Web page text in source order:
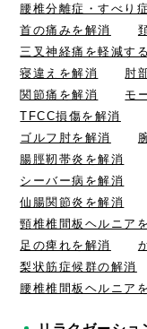
腰椎分離症・すべり症
首の痛みを解消
三叉神経痛を軽減する
寝違えを解消
肘
関節痛を解消
モ
TFCC損傷を解消
ゴルフ肘を解消
腸脛靭帯炎を解消
シーバー病を解消
仙腸関節炎を解消
頸椎椎間板ヘルニア
足の痺れを解消
梨状筋症候群の解消
腰椎椎間板ヘルニア